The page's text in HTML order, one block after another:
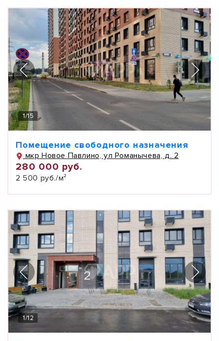
1/15
Помещение свободного назначения
мкр Новое Павлино, ул Романычева, д. 2
280 000 руб.
2 500 руб./м²
1/12